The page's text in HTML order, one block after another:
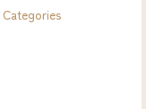
Categories